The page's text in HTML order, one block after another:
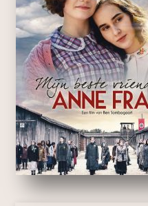
2757